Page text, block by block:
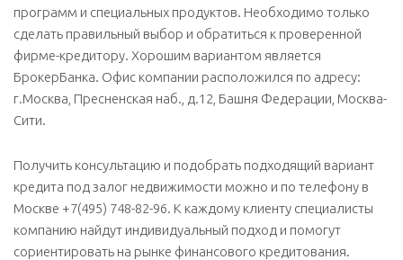
программ и специальных продуктов. Необходимо только
сделать правильный выбор и обратиться к проверенной
фирме-кредитору. Хорошим вариантом является
БрокерБанка. Офис компании расположился по адресу:
г.Москва, Пресненская наб., д.12, Башня Федерации, Москва-
Сити.
Получить консультацию и подобрать подходящий вариант
кредита под залог недвижимости можно и по телефону в
Москве +7(495) 748-82-96. К каждому клиенту специалисты
компанию найдут индивидуальный подход и помогут
сориентировать на рынке финансового кредитования.